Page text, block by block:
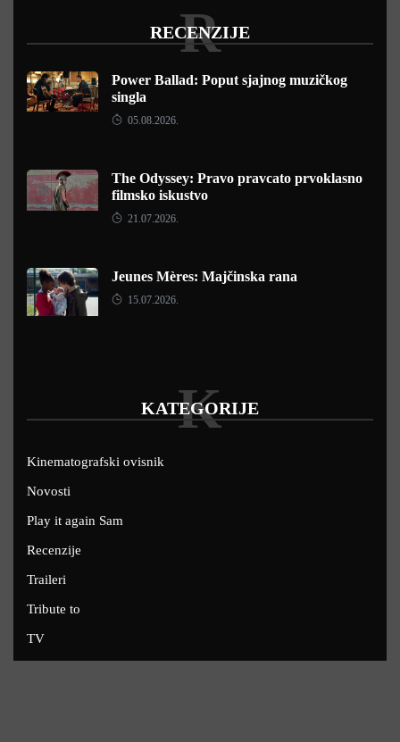
RECENZIJE
R
Power Ballad: Poput sjajnog muzičkog
singla
05.08.2026.
The Odyssey: Pravo pravcato prvoklasno
filmsko iskustvo
21.07.2026.
Jeunes Mères: Majčinska rana
15.07.2026.
KATEGORIJE
K
Kinematografski ovisnik
Novosti
Play it again Sam
Recenzije
Traileri
Tribute to
TV